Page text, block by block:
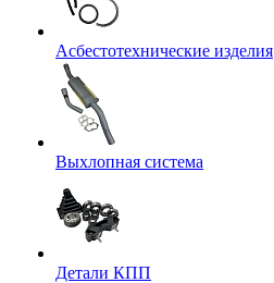
Асбестотехнические изделия
Выхлопная система
Детали КПП